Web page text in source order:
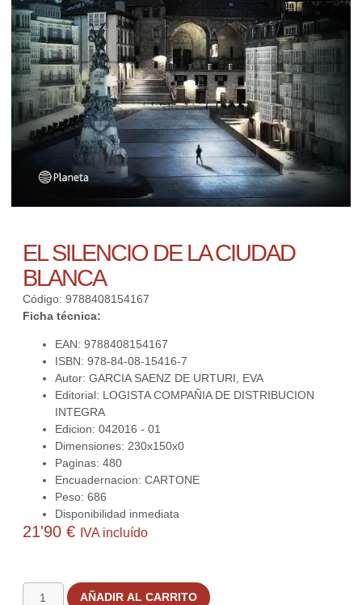
EL SILENCIO DE LA CIUDAD
BLANCA
Código: 9788408154167
Ficha técnica:
EAN: 9788408154167
ISBN: 978-84-08-15416-7
Autor: GARCIA SAENZ DE URTURI, EVA
Editorial: LOGISTA COMPAÑIA DE DISTRIBUCION
INTEGRA
Edicion: 042016 - 01
Dimensiones: 230x150x0
Paginas: 480
Encuadernacion: CARTONE
Peso: 686
Disponibilidad inmediata
21'90 € IVA incluído
AÑADIR AL CARRITO